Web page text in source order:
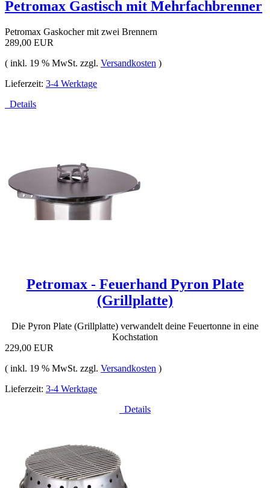
Petromax Gastisch mit Mehrfachbrenner
Petromax Gaskocher mit zwei Brennern
289,00 EUR
( inkl. 19 % MwSt. zzgl. Versandkosten )
Lieferzeit: 3-4 Werktage
Details
Petromax - Feuerhand Pyron Plate
(Grillplatte)
Die Pyron Plate (Grillplatte) verwandelt deine Feuertonne in eine
Kochstation
229,00 EUR
( inkl. 19 % MwSt. zzgl. Versandkosten )
Lieferzeit: 3-4 Werktage
Details